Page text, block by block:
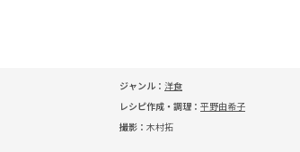
ジャンル： 洋食
レシピ作成・調理： 平野由希子
撮影： 木村拓